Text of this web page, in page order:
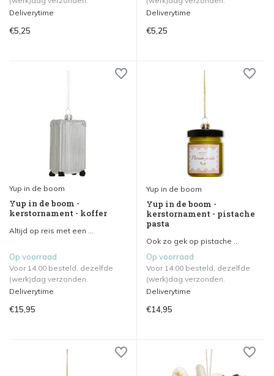
Deliverytime
€5,25
Deliverytime
€5,25
Yup in de boom
Yup in de boom -
kerstornament - koffer
Altijd op reis met een ...
Op voorraad
Voor 14.00 besteld, dezelfde
(werk)dag verzonden.
Deliverytime
€15,95
Yup in de boom
Yup in de boom -
kerstornament - pistache
pasta
Ook zo gek op pistache ...
Op voorraad
Voor 14.00 besteld, dezelfde
(werk)dag verzonden.
Deliverytime
€14,95